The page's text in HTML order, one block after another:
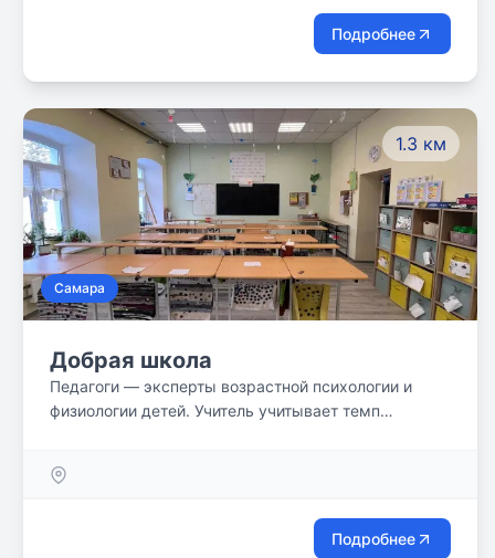
Подробнее
1.3 км
Самара
Добрая школа
Педагоги — эксперты возрастной психологии и
физиологии детей. Учитель учитывает темп
заданий. Помогает строить отношения с детьми и
конфликты и управлять своими эфмоциями.
Подробнее